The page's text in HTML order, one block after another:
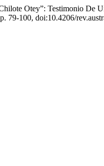
Otey”: Testimonio De
79-100, doi:10.4206/